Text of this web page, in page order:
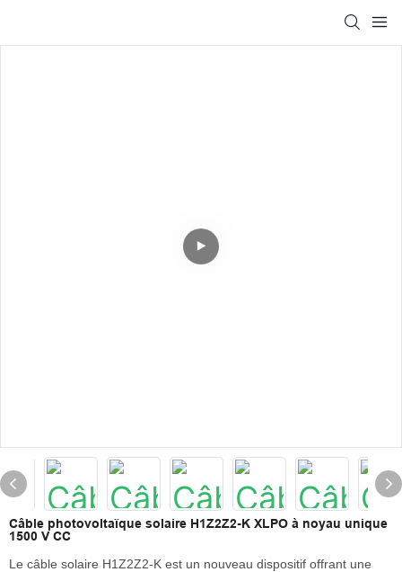
Câble photovoltaïque solaire H1Z2Z2-K XLPO à noyau unique
1500 V CC
Le câble solaire H1Z2Z2-K est un nouveau dispositif offrant une